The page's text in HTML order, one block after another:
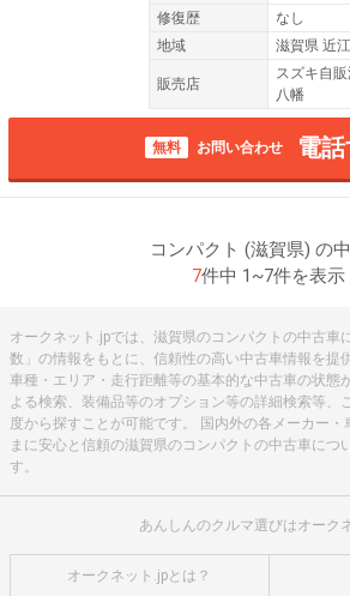
修復歴
なし
地域
滋賀県 近
販売店
スズキ自
八幡
無料 お問い合わせ 電
コンパクト (滋賀県) の
7件中 1~7件を表示
オークネット.jpでは、滋賀県のコンパクトの中古車
数」の情報をもとに、信頼性の高い中古車情報を提
車種・エリア・走行距離等の基本的な中古車の状態
よる検索、装備品等のオプション等の詳細検索等、
度から探すことが可能です。 国内外の各メーカー・
まに安心と信頼の滋賀県のコンパクトの中古車につ
す。
あんしんのクルマ選びはオーク
オークネット.jpとは？